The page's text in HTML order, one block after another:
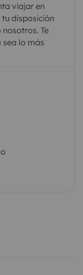
viajar en
disposición
Te
sea lo más